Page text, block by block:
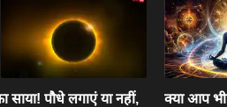
साया! पौधे लगाएं या नहीं,
क्या आप